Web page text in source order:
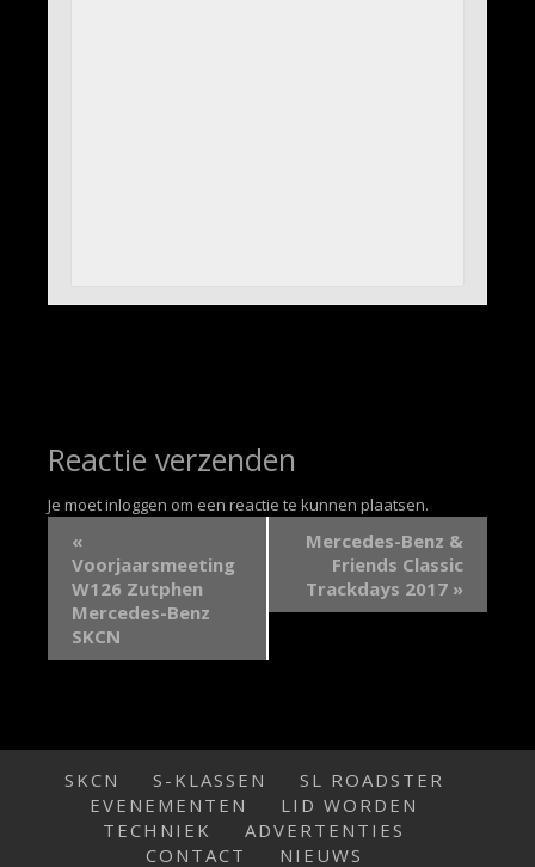
Reactie verzenden
Je moetinloggen om een reactie te kunnen plaatsen.
«
Voorjaarsmeeting
W126 Zutphen
Mercedes-Benz
SKCN
Mercedes-Benz &
Friends Classic
Trackdays 2017 »
SKCN S-KLASSEN
SL ROADSTER
EVENEMENTEN
LID WORDEN
TECHNIEK
ADVERTENTIES
CONTACT
NIEUWS